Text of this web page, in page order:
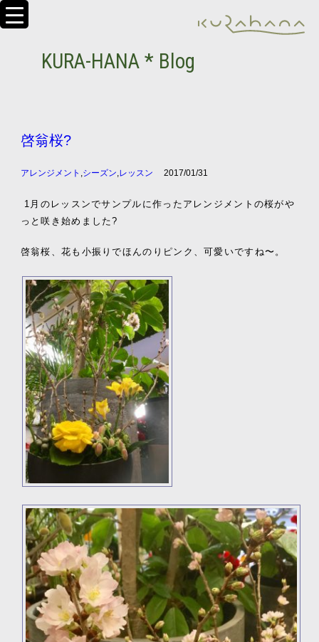
KURA-HANA * Blog
啓翁桜?
アレンジメント ,シーズン,レッスン 2017/01/31
1月のレッスンでサンプルに作ったアレンジメントの桜がや
っと咲き始めました?
啓翁桜、花も小振りでほんのりピンク、可愛いですね〜。